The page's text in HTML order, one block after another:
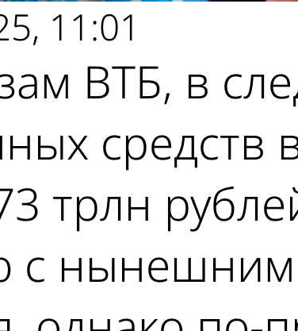
11:01
ВТБ, в
средств
трлн
с нынешним